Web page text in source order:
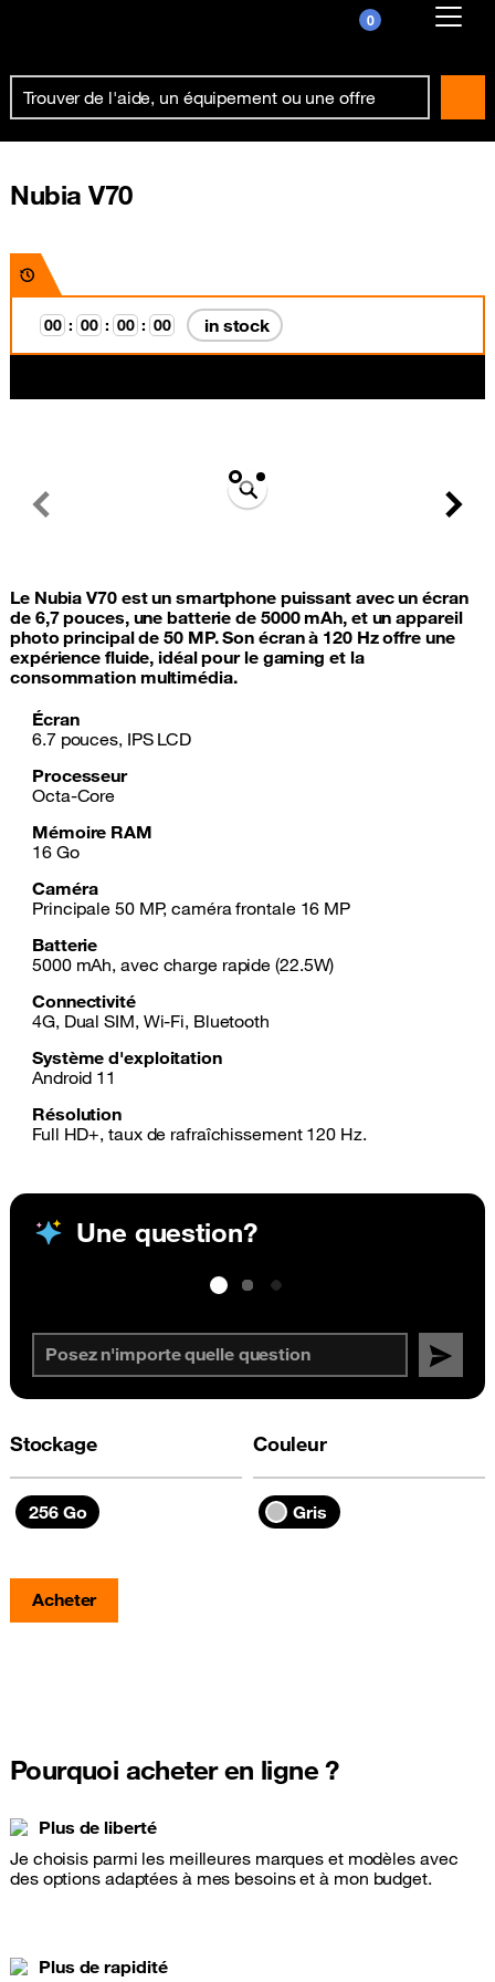
0
Already customer ?
Nubia V70
00 : 00 : 00 : 00 in stock
Previous Next
Le Nubia V70 est un smartphone puissant avec un écran
de 6,7 pouces, une batterie de 5000 mAh, et un appareil
photo principal de 50 MP. Son écran à 120 Hz offre une
expérience fluide, idéal pour le gaming et la
consommation multimédia.
Écran
6.7 pouces, IPS LCD
Processeur
Octa-Core
Mémoire RAM
16 Go
Caméra
Principale 50 MP, caméra frontale 16 MP
Batterie
5000 mAh, avec charge rapide (22.5W)
Connectivité
4G, Dual SIM, Wi-Fi, Bluetooth
Système d'exploitation
Android 11
Résolution
Full HD+, taux de rafraîchissement 120 Hz.
Une question?
Stockage
256 Go
Couleur
Gris
Acheter
Pourquoi acheter en ligne ?
Plus de liberté
Je choisis parmi les meilleures marques et modèles avec
des options adaptées à mes besoins et à mon budget.
Plus de rapidité